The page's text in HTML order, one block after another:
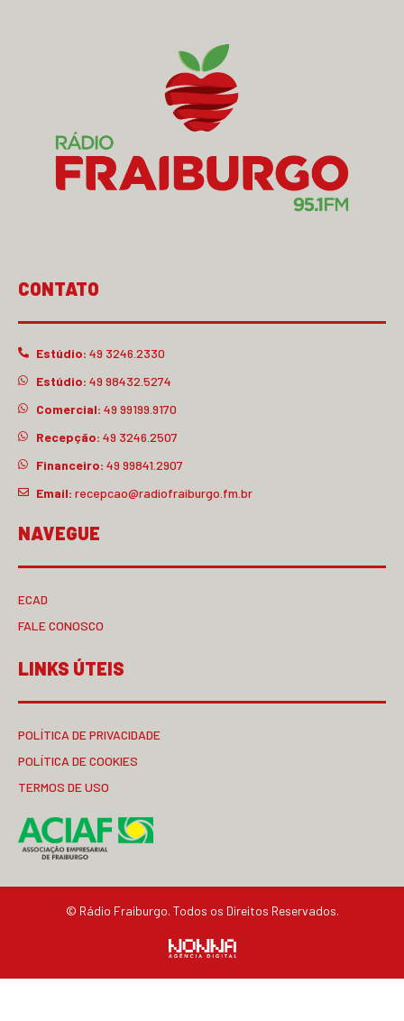
CONTATO
Estúdio: 49 3246.2330
Estúdio: 49 98432.5274
Comercial: 49 99199.9170
Recepção: 49 3246.2507
Financeiro: 49 99841.2907
Email: recepcao@radiofraiburgo.fm.br
NAVEGUE
ECAD
FALE CONOSCO
LINKS ÚTEIS
POLÍTICA DE PRIVACIDADE
POLÍTICA DE COOKIES
TERMOS DE USO
© Rádio Fraiburgo. Todos os Direitos Reservados.